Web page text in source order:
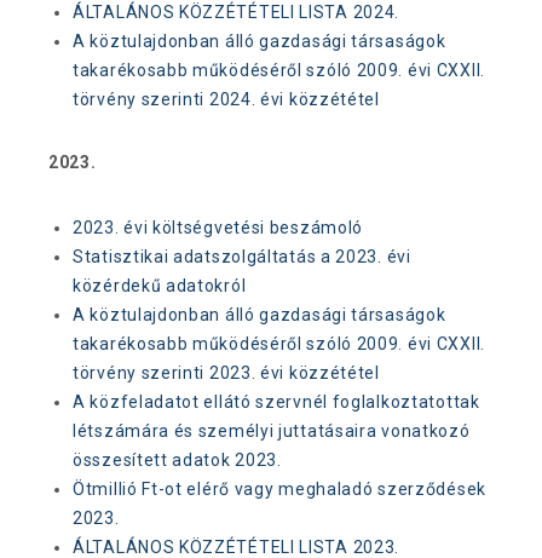
ÁLTALÁNOS KÖZZÉTÉTELI LISTA 2024.
A köztulajdonban álló gazdasági társaságok
takarékosabb működéséről szóló 2009. évi CXXII.
törvény szerinti 2024. évi közzététel
2023.
2023. évi költségvetési beszámoló
Statisztikai adatszolgáltatás a 2023. évi
közérdekű adatokról
A köztulajdonban álló gazdasági társaságok
takarékosabb működéséről szóló 2009. évi CXXII.
törvény szerinti 2023. évi közzététel
A közfeladatot ellátó szervnél foglalkoztatottak
létszámára és személyi juttatásaira vonatkozó
összesített adatok 2023.
Ötmillió Ft-ot elérő vagy meghaladó szerződések
2023.
ÁLTALÁNOS KÖZZÉTÉTELI LISTA 2023.